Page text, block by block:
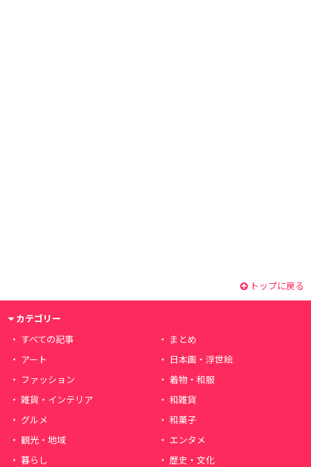
トップに戻る
カテゴリー
すべての記事
まとめ
アート
日本画・浮世絵
ファッション
着物・和服
雑貨・インテリア
和雑貨
グルメ
和菓子
観光・地域
エンタメ
暮らし
歴史・文化